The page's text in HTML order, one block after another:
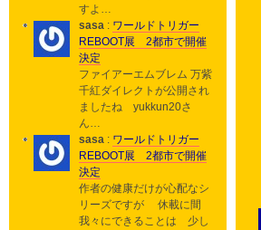
すよ…
sasa : ワールドトリガー
REBOOT展 2都市で開催
決定
ファイアーエムブレム 万紫
千紅ダイレクトが公開され
ましたね yukkun20さ
ん…
sasa : ワールドトリガー
REBOOT展 2都市で開催
決定
作者の健康だけが心配なシ
リーズですが 休載に間
我々にできることは 少し